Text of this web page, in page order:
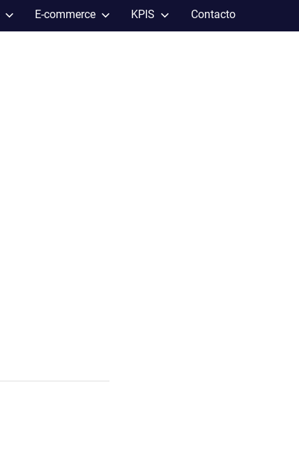
E-commerce KPIS Contacto